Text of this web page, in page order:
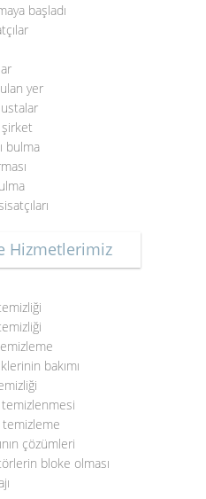
başladı
yer
şirket
bulma
Hizmetlerimiz
bakımı
çözümleri
bloke olması